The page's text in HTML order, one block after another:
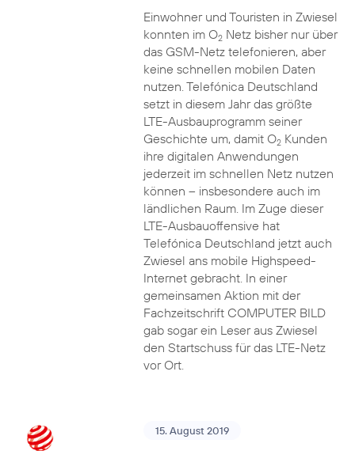
Einwohner und Touristen in Zwiesel
konnten im O2Netz bisher nur über
das GSM-Netz telefonieren, aber
keine schnellen mobilen Daten
nutzen. Telefónica Deutschland
setzt in diesem Jahr das größte
LTE-Ausbauprogramm seiner
Geschichte um, damit O2Kunden
ihre digitalen Anwendungen
jederzeit im schnellen Netz nutzen
können – insbesondere auch im
ländlichen Raum. Im Zuge dieser
LTE-Ausbauoffensive hat
Telefónica Deutschland jetzt auch
Zwiesel ans mobile Highspeed-
Internet gebracht. In einer
gemeinsamen Aktion mit der
Fachzeitschrift COMPUTER BILD
gab sogar ein Leser aus Zwiesel
den Startschuss für das LTE-Netz
vor Ort.
15. August 2019